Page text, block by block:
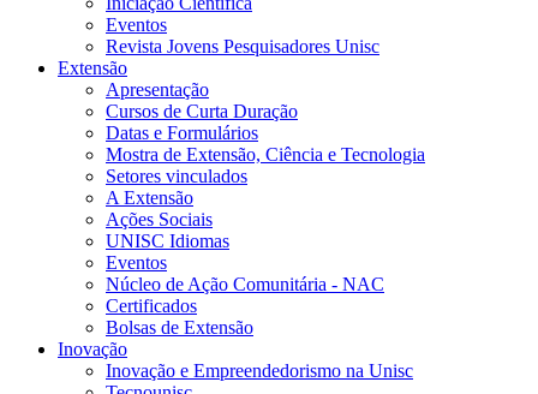
Eventos
Revista Jovens Pesquisadores Unisc
Extensão
Apresentação
Cursos de Curta Duração
Datas e Formulários
Mostra de Extensão, Ciência e Tecnologia
Setores vinculados
A Extensão
Ações Sociais
UNISC Idiomas
Eventos
Núcleo de Ação Comunitária - NAC
Certificados
Bolsas de Extensão
Inovação
Inovação e Empreendedorismo na Unisc